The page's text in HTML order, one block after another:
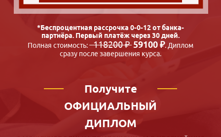
*Беспроцентная рассрочка 0-0-12 от банка-
партнёра. Первый платёж через 30 дней.
Полная стоимость:118200 ₽ 59100 ₽. Диплом
сразу после завершения курса.
Получите
ОФИЦИАЛЬНЫЙ
ДИПЛОМ